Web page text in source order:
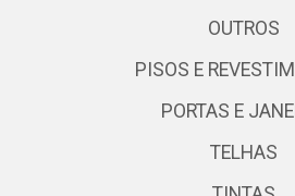
OUTROS
PISOS E
PORTAS E
TELHAS